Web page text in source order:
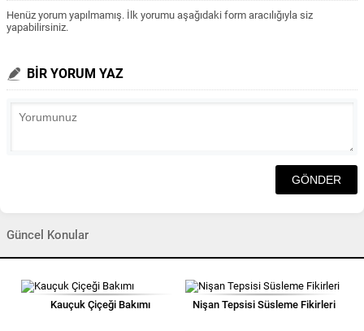
Henüz yorum yapılmamış. İlk yorumu aşağıdaki form aracılığıyla siz
yapabilirsiniz.
BİR YORUM YAZ
Güncel Konular
Kauçuk Çiçeği Bakımı Nişan Tepsisi Süsleme Fikirleri